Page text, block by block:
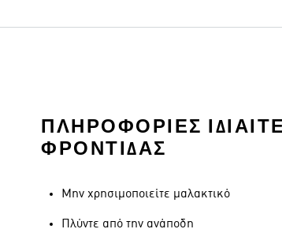
ΠΛΗΡΟΦΟΡΊΕΣ
ΦΡΟΝΤΊΔΑΣ
Μην χρησιμοποιείτε μαλακτικό
Πλύντε από την ανάποδη